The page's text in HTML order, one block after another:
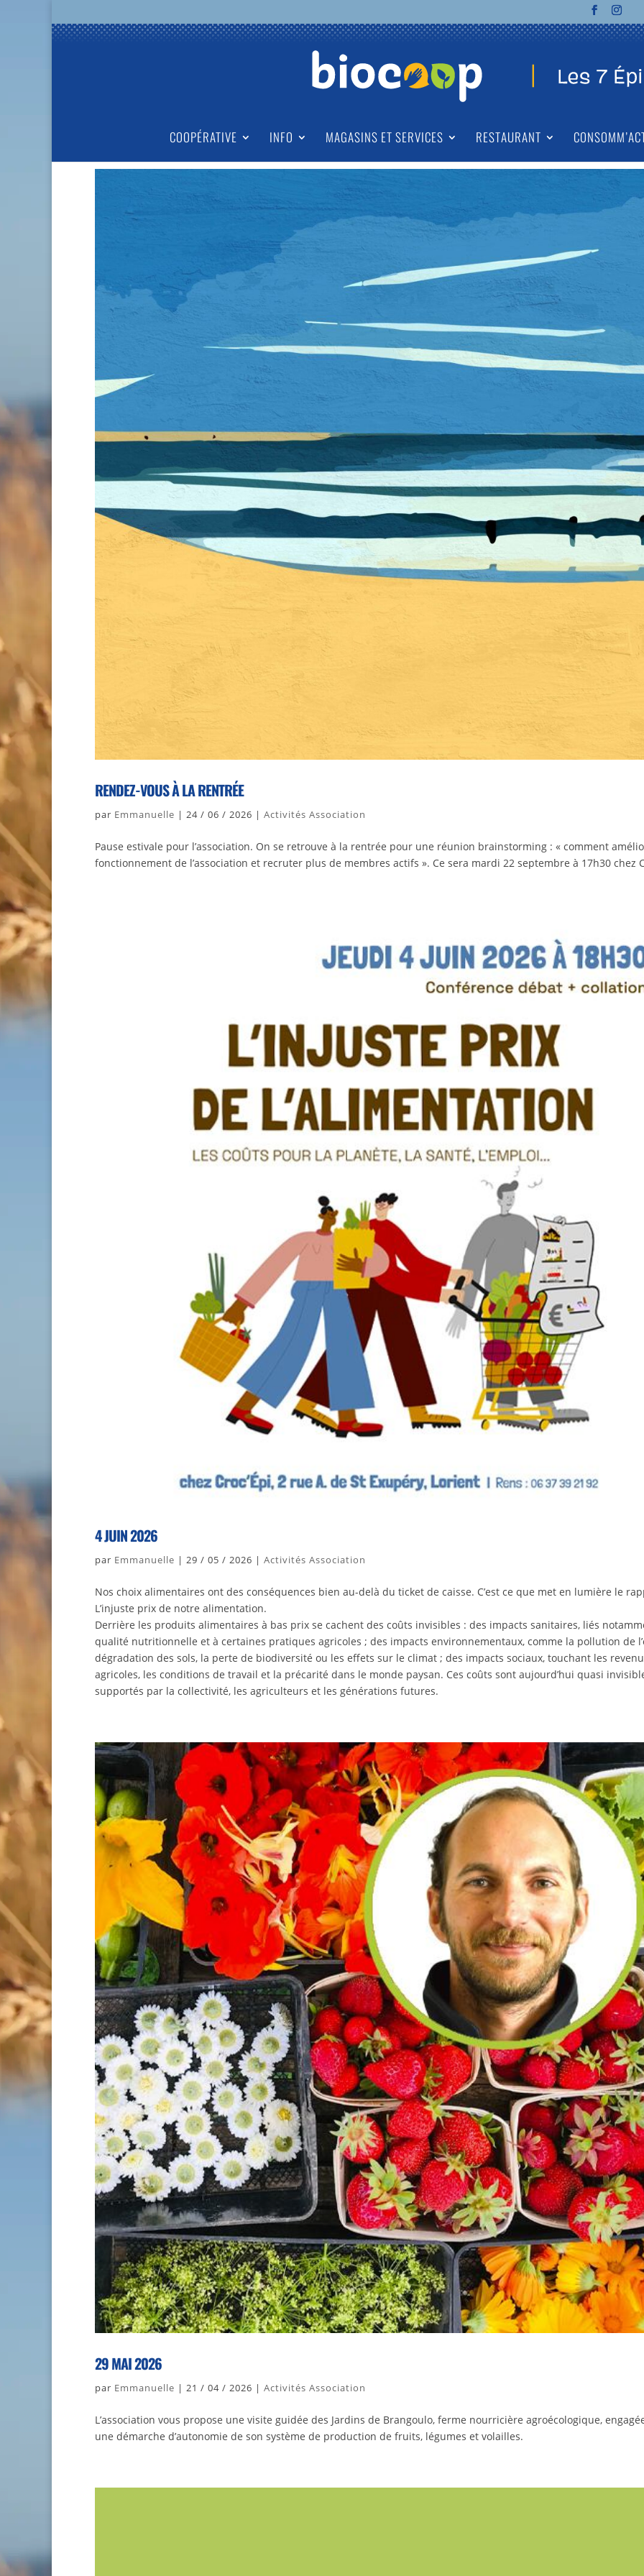
COOPÉRATIVE INFO MAGASINS ET SERVICES RESTAURANT
RENDEZ-VOUS À LA RENTRÉE
par Emmanuelle | 24 / 06 / 2026 | Activités Association
Pause estivale pour l’association. On se retrouve à la rentrée pour une réunion brainstorming : « comment
fonctionnement de l’association et recruter plus de membres actifs ». Ce sera mardi 22 septembre à 17h30 chez
4 JUIN 2026
par Emmanuelle | 29 / 05 / 2026 | Activités Association
Nos choix alimentaires ont des conséquences bien au-delà du ticket de caisse. C’est ce que met en lumière le
L’injuste prix de notre alimentation.
Derrière les produits alimentaires à bas prix se cachent des coûts invisibles : des impacts sanitaires, liés
qualité nutritionnelle et à certaines pratiques agricoles ; des impacts environnementaux, comme la pollution de
dégradation des sols, la perte de biodiversité ou les effets sur le climat ; des impacts sociaux, touchant les
agricoles, les conditions de travail et la précarité dans le monde paysan. Ces coûts sont aujourd’hui quasi
supportés par la collectivité, les agriculteurs et les générations futures.
29 MAI 2026
par Emmanuelle | 21 / 04 / 2026 | Activités Association
L’association vous propose une visite guidée des Jardins de Brangoulo, ferme nourricière agroécologique,
une démarche d’autonomie de son système de production de fruits, légumes et volailles.